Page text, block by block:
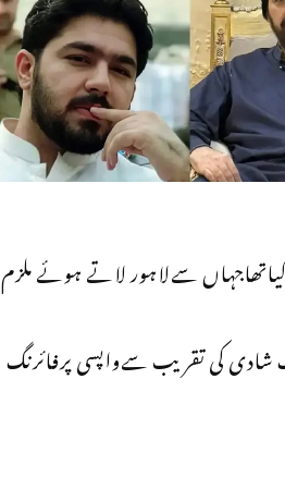
سےلاہور لاتے ہوئے ملزم
شادی کی تقریب سےواپسی پرفائرنگ